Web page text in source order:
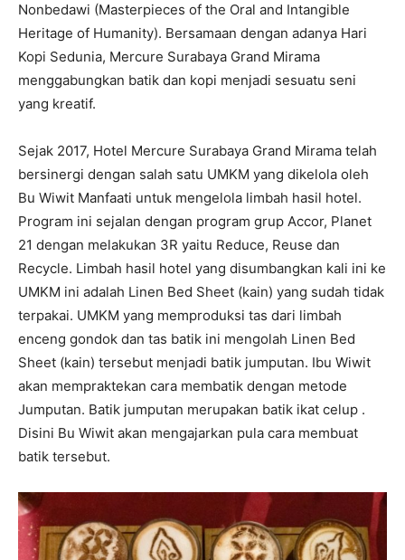
Nonbedawi (Masterpieces of the Oral and Intangible
Heritage of Humanity). Bersamaan dengan adanya Hari
Kopi Sedunia, Mercure Surabaya Grand Mirama
menggabungkan batik dan kopi menjadi sesuatu seni
yang kreatif.
Sejak 2017, Hotel Mercure Surabaya Grand Mirama telah
bersinergi dengan salah satu UMKM yang dikelola oleh
Bu Wiwit Manfaati untuk mengelola limbah hasil hotel.
Program ini sejalan dengan program grup Accor, Planet
21 dengan melakukan 3R yaitu Reduce, Reuse dan
Recycle. Limbah hasil hotel yang disumbangkan kali ini ke
UMKM ini adalah Linen Bed Sheet (kain) yang sudah tidak
terpakai. UMKM yang memproduksi tas dari limbah
enceng gondok dan tas batik ini mengolah Linen Bed
Sheet (kain) tersebut menjadi batik jumputan. Ibu Wiwit
akan mempraktekan cara membatik dengan metode
Jumputan. Batik jumputan merupakan batik ikat celup .
Disini Bu Wiwit akan mengajarkan pula cara membuat
batik tersebut.